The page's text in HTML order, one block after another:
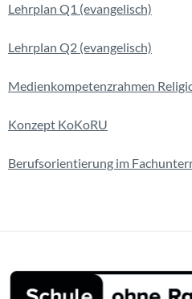
Lehrplan Q1 (evangelisch)
Lehrplan Q2 (evangelisch)
Medienkompetenzrahmen
Konzept KoKoRU
Berufsorientierung im